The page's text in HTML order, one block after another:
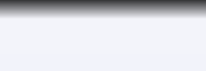
30 July 2026: Temporary passenger